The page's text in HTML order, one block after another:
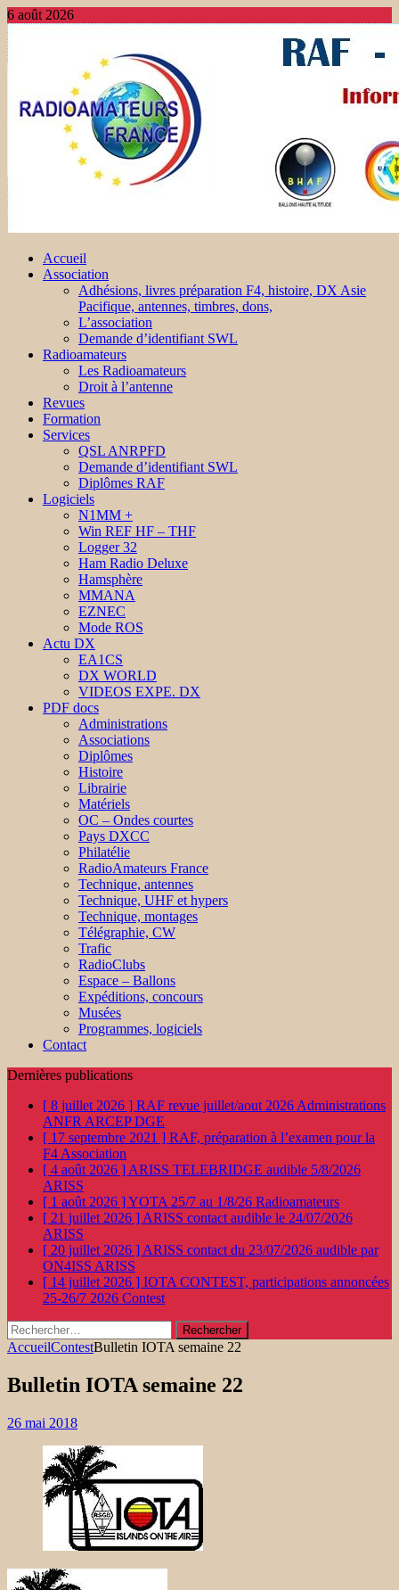
6 août 2026
Accueil
Association
Adhésions, livres préparation F4, histoire, DX Asie
Pacifique, antennes, timbres, dons,
L’association
Demande d’identifiant SWL
Radioamateurs
Les Radioamateurs
Droit à l’antenne
Revues
Formation
Services
QSL ANRPFD
Demande d’identifiant SWL
Diplômes RAF
Logiciels
N1MM +
Win REF HF – THF
Logger 32
Ham Radio Deluxe
Hamsphère
MMANA
EZNEC
Mode ROS
Actu DX
EA1CS
DX WORLD
VIDEOS EXPE. DX
PDF docs
Administrations
Associations
Diplômes
Histoire
Librairie
Matériels
OC – Ondes courtes
Pays DXCC
Philatélie
RadioAmateurs France
Technique, antennes
Technique, UHF et hypers
Technique, montages
Télégraphie, CW
Trafic
RadioClubs
Espace – Ballons
Expéditions, concours
Musées
Programmes, logiciels
Contact
Dernières publications
[ 8 juillet 2026 ] RAF revue juillet/aout 2026 Administrations
ANFR ARCEP DGE
[ 17 septembre 2021 ] RAF, préparation à l’examen pour la
F4 Association
[ 4 août 2026 ] ARISS TELEBRIDGE audible 5/8/2026
ARISS
[ 1 août 2026 ]YOTA 25/7 au 1/8/26 Radioamateurs
[ 21 juillet 2026 ] ARISS contact audible le 24/07/2026
ARISS
[ 20 juillet 2026 ] ARISS contact du 23/07/2026 audible par
ON4ISS ARISS
[ 14 juillet 2026 ] IOTA CONTEST, participations annoncées
25-26/7 2026 Contest
Rechercher :
AccueilContestBulletin IOTA semaine 22
Bulletin IOTA semaine 22
26 mai 2018